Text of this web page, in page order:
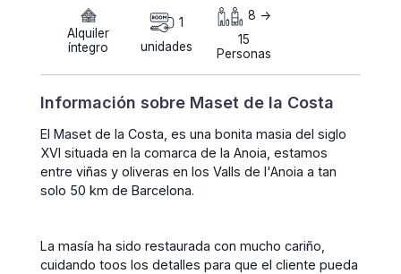
Alquiler
íntegro
1
unidades
8 ->
15
Personas
Información sobre Maset de la Costa
El Maset de la Costa, es una bonita masia del siglo
XVI situada en la comarca de la Anoia, estamos
entre viñas y oliveras en los Valls de l'Anoia a tan
solo 50 km de Barcelona.
La masía ha sido restaurada con mucho cariño,
cuidando toos los detalles para que el cliente pueda